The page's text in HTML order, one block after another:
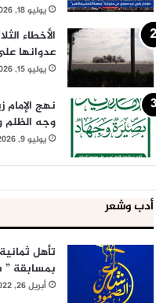
يوليو 18, 2026
الأخطاء
عدوانها
يوليو 15, 2026
نهج
وجه الظلم
يوليو 9, 2026
أدب وشعر
تأهل
بمسابقة ”
أبريل 26, 2022